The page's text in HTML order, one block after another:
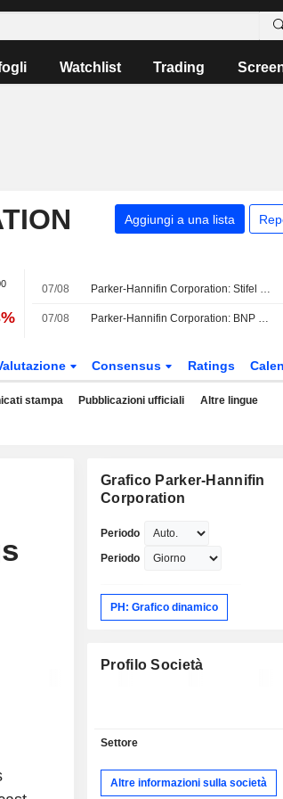
Watchlist Trading
Aggiungi a una lista
07/08 Parker-Hannifin Corporation: Stifel Nicolaus rimane Buy
07/08 Parker-Hannifin Corporation: BNP Paribas ottimista sul caso
Consensus Ratings
stampa Pubblicazioni ufficiali Altre lingue
Grafico Parker-Hannifin
Corporation
Periodo
Periodo
PH: Grafico dinamico
Profilo Società
Settore
Altre informazioni sulla società